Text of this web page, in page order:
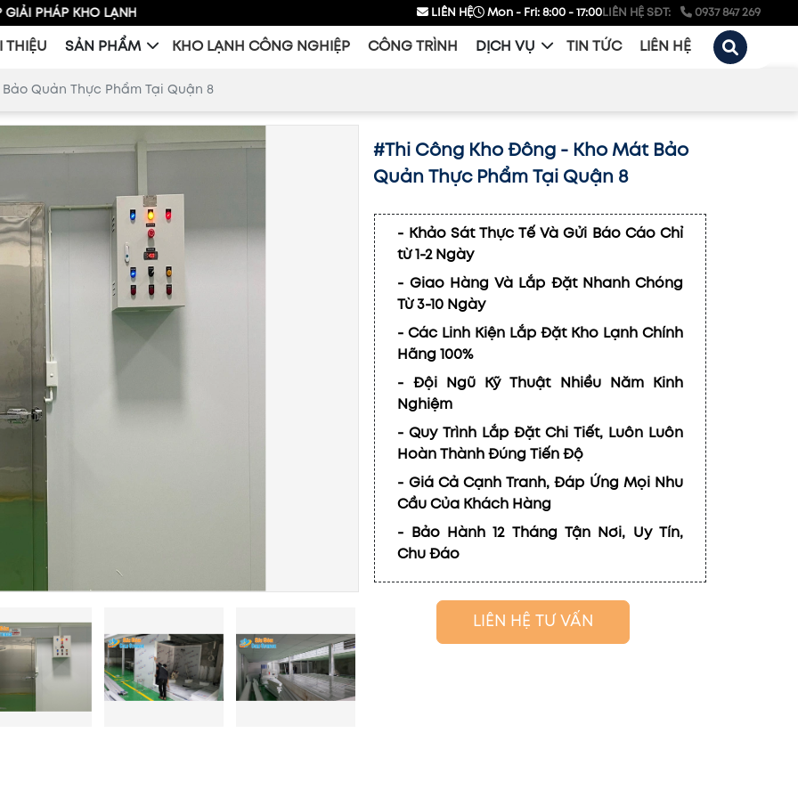
LẠNH LIÊN HỆ Mon - Fri: 8:00 - 17:00 LIÊN HỆ SĐT: 0937 847 269
THIỆU SẢN PHẨM KHO LẠNH CÔNG NGHIỆP CÔNG TRÌNH DỊCH VỤ TIN TỨC LIÊN HỆ
Quản Thực Phẩm Tại Quận 8
#Thi Công Kho Đông - Kho Mát Bảo
Quản Thực Phẩm Tại Quận 8
- Khảo Sát Thực Tế Và Gửi Báo Cáo Chỉ
từ 1-2 Ngày
- Giao Hàng Và Lắp Đặt Nhanh Chóng
Từ 3-10 Ngày
- Các Linh Kiện Lắp Đặt Kho Lạnh Chính
Hãng 100%
- Đội Ngũ Kỹ Thuật Nhiều Năm Kinh
Nghiệm
- Quy Trình Lắp Đặt Chi Tiết, Luôn Luôn
Hoàn Thành Đúng Tiến Độ
- Giá Cả Cạnh Tranh, Đáp Ứng Mọi Nhu
Cầu Của Khách Hàng
- Bảo Hành 12 Tháng Tận Nơi, Uy Tín,
Chu Đáo
LIÊN HỆ TƯ VẤN